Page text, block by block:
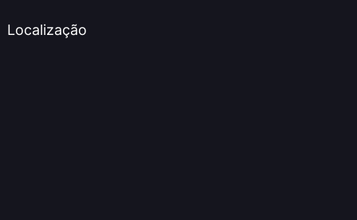
Localização